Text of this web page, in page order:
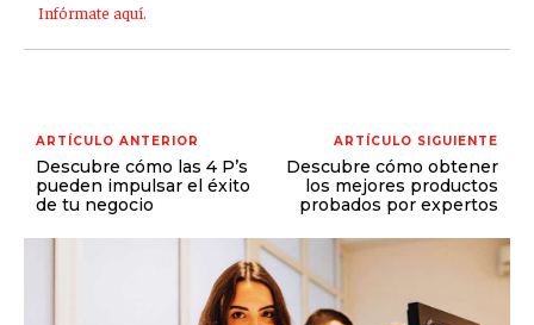
Infórmate aquí.
ARTÍCULO ANTERIOR
Descubre cómo las 4 P’s
pueden impulsar el éxito
de tu negocio
ARTÍCULO SIGUIENTE
Descubre cómo obtener
los mejores productos
probados por expertos